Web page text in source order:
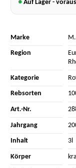
● Auf Lager -
Marke
Region
Kategorie
Rebsorten
Art.-Nr.
Jahrgang
Inhalt 3l
Körper